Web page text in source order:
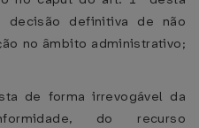
decisão definitiva de não
no âmbito administrativo;
de forma irrevogável da
do recurso